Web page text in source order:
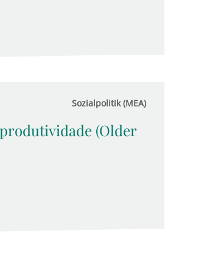
Sozialpolitik (MEA)
(Older